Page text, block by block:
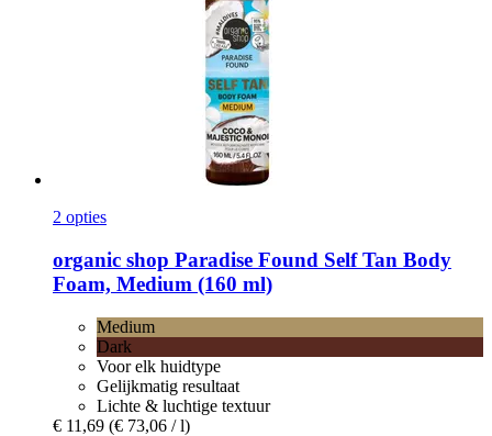
2 opties
organic shop Paradise Found Self Tan Body
Foam, Medium (160 ml)
Medium
Dark
Voor elk huidtype
Gelijkmatig resultaat
Lichte & luchtige textuur
€ 11,69 (€ 73,06 / l)